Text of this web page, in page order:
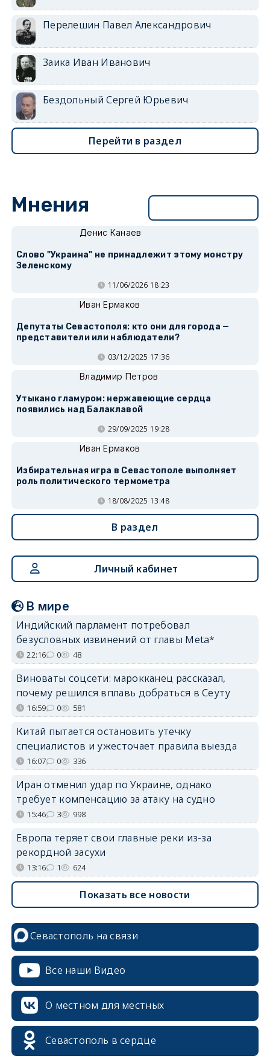
Перелешин Павел Александрович
Заика Иван Иванович
Бездольный Сергей Юрьевич
Перейти в раздел
Мнения
Денис Канаев
Слово "Украина" не принадлежит этому монстру
Зеленскому
11/06/2026 18:23
Иван Ермаков
Депутаты Севастополя: кто они для города —
представители или наблюдатели?
03/12/2025 17:36
Владимир Петров
Утыкано гламуром: нержавеющие сердца
появились над Балаклавой
29/09/2025 19:28
Иван Ермаков
Избирательная игра в Севастополе выполняет
роль политического термометра
18/08/2025 13:48
В раздел
Личный кабинет
В мире
Индийский парламент потребовал
безусловных извинений от главы Meta*
22:16 0 48
Виноваты соцсети: марокканец рассказал,
почему решился вплавь добраться в Сеуту
16:59 0 581
Китай пытается остановить утечку
специалистов и ужесточает правила выезда
16:07 0 336
Иран отменил удар по Украине, однако
требует компенсацию за атаку на судно
15:46 3 998
Европа теряет свои главные реки из-за
рекордной засухи
13:16 1 624
Показать все новости
Севастополь на связи
Все наши Видео
О местном для местных
Севастополь в сердце